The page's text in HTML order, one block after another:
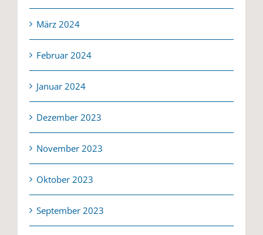
März 2024
Februar 2024
Januar 2024
Dezember 2023
November 2023
Oktober 2023
September 2023